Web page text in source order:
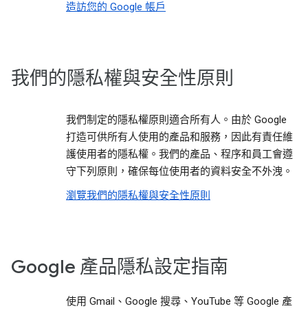
造訪您的 Google 帳戶
我們的隱私權與安全性原則
我們制定的隱私權原則適合所有人。由於 Google
打造可供所有人使用的產品和服務，因此有責任維
護使用者的隱私權。我們的產品、程序和員工會遵
守下列原則，確保每位使用者的資料安全不外洩。
瀏覽我們的隱私權與安全性原則
Google 產品隱私設定指南
使用 Gmail、Google 搜尋、YouTube 等 Google 產